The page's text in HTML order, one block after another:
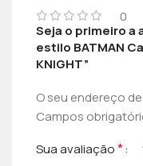
0
Seja o primeiro a
estilo BATMAN
KNIGHT”
O seu endereço
Campos
Sua avaliação*